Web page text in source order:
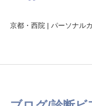
京都・西院 | パーソナル